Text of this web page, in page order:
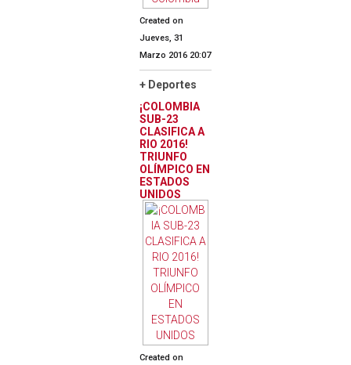
Created on
Jueves, 31
Marzo 2016 20:07
+ Deportes
¡COLOMBIA
SUB-23
CLASIFICA A
RIO 2016!
TRIUNFO
OLÍMPICO EN
ESTADOS
UNIDOS
Created on